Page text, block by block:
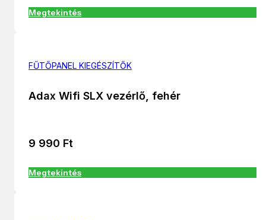
Megtekintés
FŰTŐPANEL KIEGÉSZÍTŐK
Adax Wifi SLX vezérlő, fehér
9 990 Ft
Megtekintés